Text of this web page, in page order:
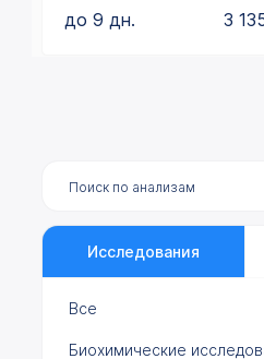
до 9 дн. 3
Исследования
Все
Биохимические